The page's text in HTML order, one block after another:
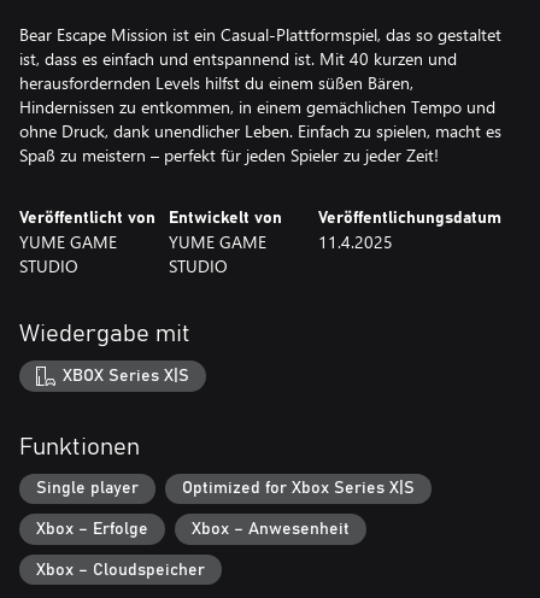
Bear Escape Mission ist ein Casual-Plattformspiel, das so gestaltet
ist, dass es einfach und entspannend ist. Mit 40 kurzen und
herausfordernden Levels hilfst du einem süßen Bären,
Hindernissen zu entkommen, in einem gemächlichen Tempo und
ohne Druck, dank unendlicher Leben. Einfach zu spielen, macht es
Spaß zu meistern – perfekt für jeden Spieler zu jeder Zeit!
Veröffentlicht von
YUME GAME
STUDIO
Entwickelt von
YUME GAME
STUDIO
Veröffentlichungsdatum
11.4.2025
Wiedergabe mit
XBOX Series X|S
Funktionen
Single player Optimized for Xbox Series X|S
Xbox – Erfolge Xbox – Anwesenheit
Xbox – Cloudspeicher